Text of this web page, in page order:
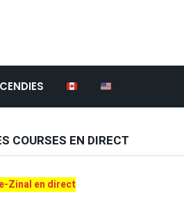
COURSES EN DIRECT
Zinal en direct